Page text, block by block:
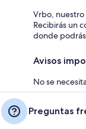
Vrbo, nuestro
Recibirás un
donde
Avisos
No se
Preguntas